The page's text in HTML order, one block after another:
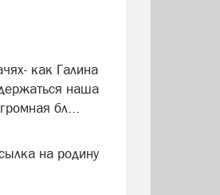
как Галина
наша
бл...
на родину